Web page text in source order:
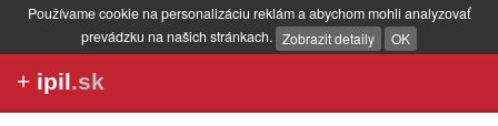
Používame cookie na personalizáciu reklám a abychom mohli analyzovať
prevádzku na našich stránkach. Zobrazit detaily OK
+ ipil.sk